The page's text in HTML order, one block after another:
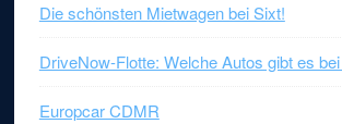
Die schönsten Mietwagen bei Sixt!
DriveNow-Flotte: Welche Autos gibt es
Europcar CDMR